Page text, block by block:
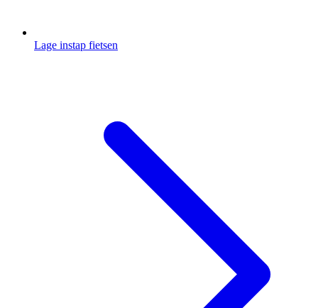
Lage instap fietsen